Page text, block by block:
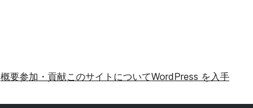
概要参加・貢献このサイトについてWordPress を入手